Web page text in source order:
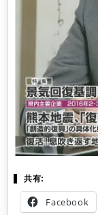
共有:
Facebook